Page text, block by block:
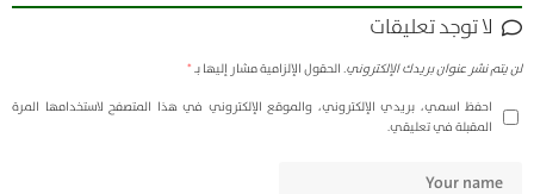
لا توجد تعليقات
لن يتم نشر عنوان بريدك الإلكتروني.الحقول الإلزامية مشار إليها بـ*
احفظ اسمي، بريدي الإلكتروني، والموقع الإلكتروني في هذا المتصفح لاستخدامها المرة
المقبلة في تعليقي.